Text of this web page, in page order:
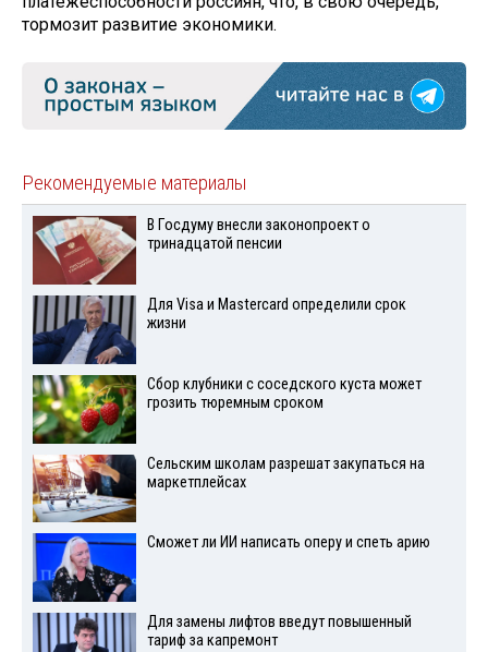
тормозит развитие экономики.
Рекомендуемые материалы
В Госдуму внесли законопроект о
тринадцатой пенсии
Для Visа и Mastercard определили срок
жизни
Сбор клубники с соседского куста может
грозить тюремным сроком
Сельским школам разрешат закупаться на
маркетплейсах
Сможет ли ИИ написать оперу и спеть арию
Для замены лифтов введут повышенный
тариф за капремонт